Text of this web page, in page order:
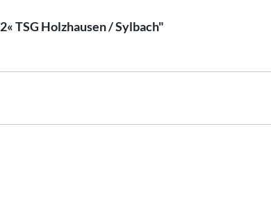
TSG Holzhausen / Sylbach"